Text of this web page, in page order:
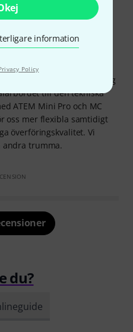
information
Policy
utrustning
för vår konferensutrustning
till den tekniska
ATEM Mini Pro och MC
oss mer flexibla samtidigt
överföringskvalitet. Vi
trumma.
du?